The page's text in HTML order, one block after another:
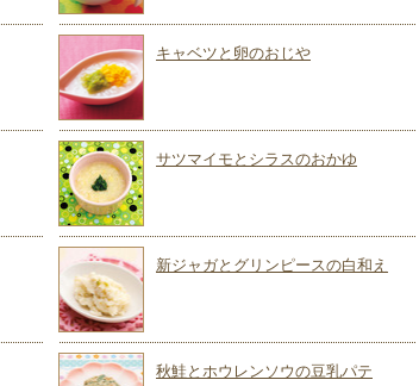
キャベツと卵のおじや
サツマイモとシラスのおかゆ
新ジャガとグリンピースの白和え
秋鮭とホウレンソウの豆乳パテ